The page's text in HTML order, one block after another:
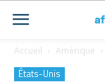
Accueil Amérique
États-Unis